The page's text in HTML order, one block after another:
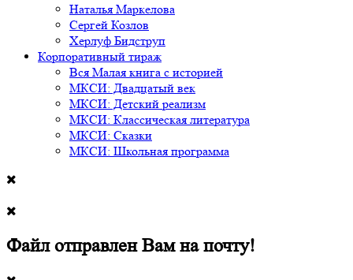
Наталья Маркелова
Сергей Козлов
Херлуф Бидструп
Корпоративный тираж
Вся Малая книга с историей
МКСИ: Двадцатый век
МКСИ: Детский реализм
МКСИ: Классическая литература
МКСИ: Сказки
МКСИ: Школьная программа
Файл отправлен Вам на почту!